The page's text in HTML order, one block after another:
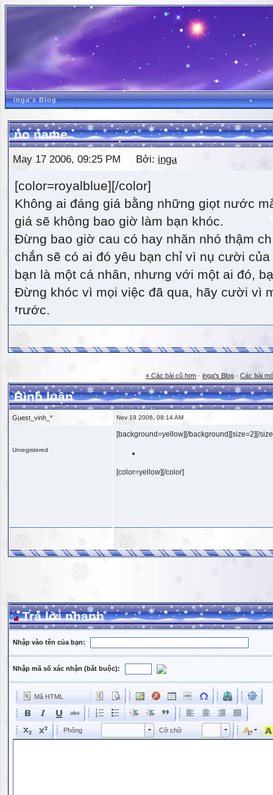
inga's Blog
no name
May 17 2006, 09:25 PM Bởi: inga
[color=royalblue][/color]
Không ai đáng giá bằng những giọt nước
giá sẽ không bao giờ làm bạn khóc.
Đừng bao giờ cau có hay nhăn nhó thậm
chắn sẽ có ai đó yêu bạn chỉ vì nụ cười
bạn là một cá nhân, nhưng với một ai đó,
Đừng khóc vì mọi việc đã qua, hãy cười vì
trước.
« Các bài cũ hơn · inga's Blog · Các bài
Bình luận
Guest_vinh_* Nov 19 2006, 08:14 AM
Unregistered
[background=yellow][/background][size=2][/
[color=yellow][/color]
Trả lời nhanh
Nhập vào tên của bạn:
Nhập mã số xác nhận (bắt buộc):
Mã HTML
Phông Phông Cỡ chữ Kích cỡ phông